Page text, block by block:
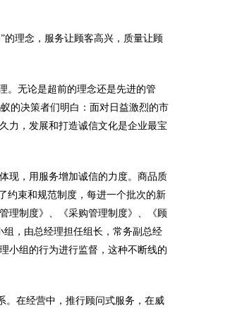
理念，服务让顾客高兴，质量让顾
。无论是超前的理念还是先进的管
的决策者们明白：面对日益激烈的市
力，发展和打造诚信文化是企业最宝
现，用服务增加诚信的力度。商品质
约束和规范制度，每进一个批次的新
理制度》、《采购管理制度》、《顾
，由总经理担任组长，常务副总经
小组的行为进行监督，这种不断线的
。在经营中，推行顾问式服务，在威